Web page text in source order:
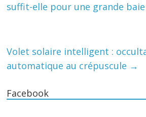
suffit-elle pour une grande
Volet solaire intelligent :
automatique au crépuscule →
Facebook